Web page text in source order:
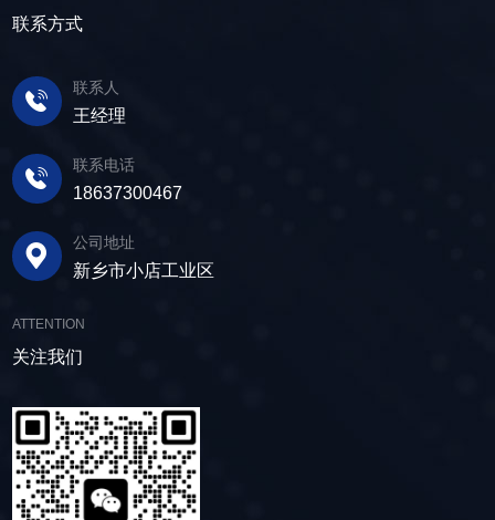
联系方式
联系人
王经理
联系电话
18637300467
公司地址
新乡市小店工业区
ATTENTION
关注我们